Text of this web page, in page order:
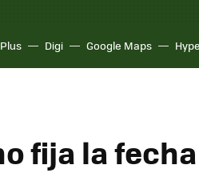
Digi Google Maps
fija la